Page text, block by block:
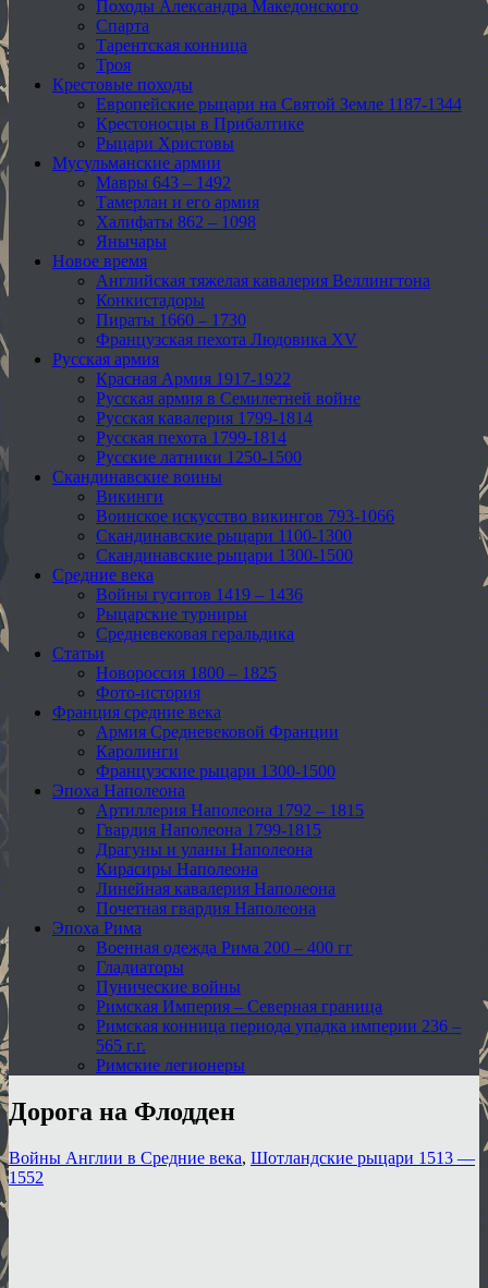
Походы Александра Македонского
Спарта
Тарентская конница
Троя
Крестовые походы
Европейские рыцари на Святой Земле 1187-1344
Крестоносцы в Прибалтике
Рыцари Христовы
Мусульманские армии
Мавры 643 – 1492
Тамерлан и его армия
Халифаты 862 – 1098
Янычары
Новое время
Английская тяжелая кавалерия Веллингтона
Конкистадоры
Пираты 1660 – 1730
Французская пехота Людовика XV
Русская армия
Красная Армия 1917-1922
Русская армия в Семилетней войне
Русская кавалерия 1799-1814
Русская пехота 1799-1814
Русские латники 1250-1500
Скандинавские воины
Викинги
Воинское искусство викингов 793-1066
Скандинавские рыцари 1100-1300
Скандинавские рыцари 1300-1500
Средние века
Войны гуситов 1419 – 1436
Рыцарские турниры
Средневековая геральдика
Статьи
Новороссия 1800 – 1825
Фото-история
Франция средние века
Армия Средневековой Франции
Каролинги
Французские рыцари 1300-1500
Эпоха Наполеона
Артиллерия Наполеона 1792 – 1815
Гвардия Наполеона 1799-1815
Драгуны и уланы Наполеона
Кирасиры Наполеона
Линейная кавалерия Наполеона
Почетная гвардия Наполеона
Эпоха Рима
Военная одежда Рима 200 – 400 гг
Гладиаторы
Пунические войны
Римская Империя – Северная граница
Римская конница периода упадка империи 236 –
565 г.г.
Римские легионеры
Дорога на Флодден
Войны Англии в Средние века, Шотландские рыцари 1513 —
1552